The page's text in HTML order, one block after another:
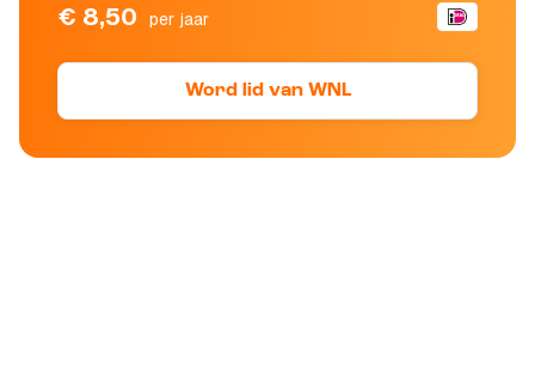
€ 8,50 per jaar
Word lid van WNL